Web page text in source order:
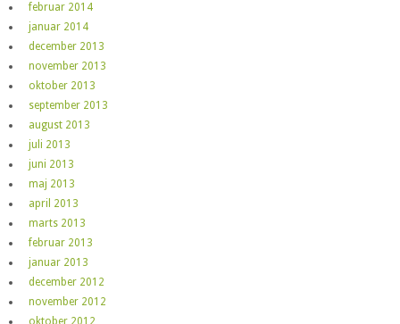
februar 2014
januar 2014
december 2013
november 2013
oktober 2013
september 2013
august 2013
juli 2013
juni 2013
maj 2013
april 2013
marts 2013
februar 2013
januar 2013
december 2012
november 2012
oktober 2012